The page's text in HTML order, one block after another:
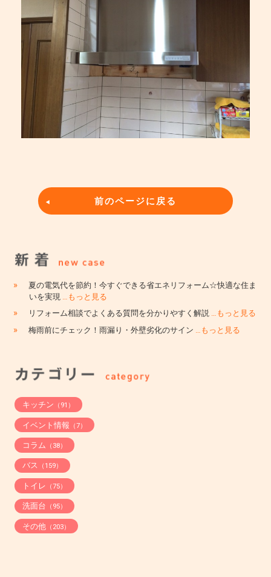
前のページに戻る
»
夏の電気代を節約！今すぐできる省エネリフォーム☆快適な住ま
いを実現 …もっと見る
» リフォーム相談でよくある質問を分かりやすく解説 …もっと見る
» 梅雨前にチェック！雨漏り・外壁劣化のサイン …もっと見る
キッチン （91）
イベント情報 （7）
コラム （38）
バス （159）
トイレ （75）
洗面台 （95）
その他（203）